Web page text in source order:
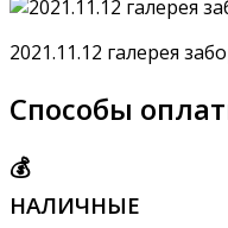
2021.11.12 галерея
Способы
💰
НАЛИЧНЫЕ